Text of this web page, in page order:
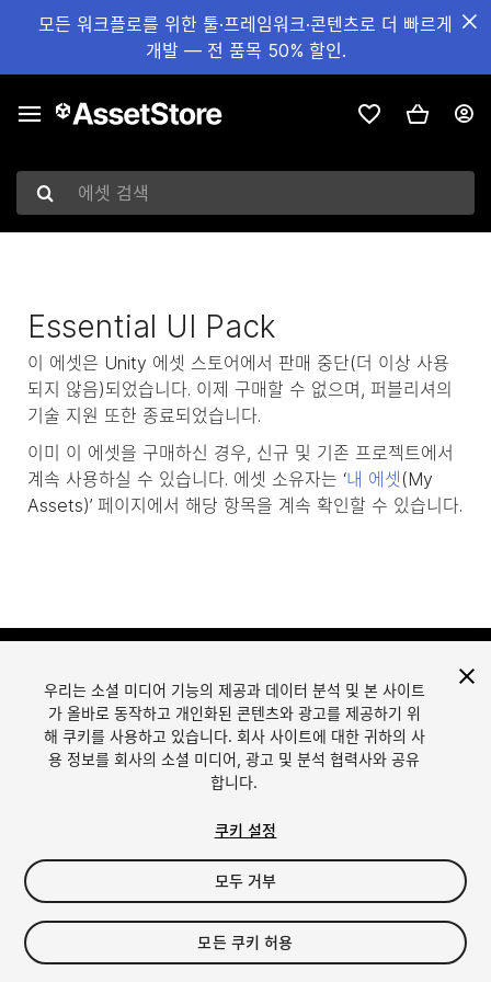
모든 워크플로를 위한 툴·프레임워크·콘텐츠로 더 빠르게
개발 — 전 품목 50% 할인.
에셋 검색
Essential UI Pack
이 에셋은 Unity 에셋 스토어에서 판매 중단(더 이상 사용
되지 않음)되었습니다. 이제 구매할 수 없으며, 퍼블리셔의
기술 지원 또한 종료되었습니다.
이미 이 에셋을 구매하신 경우, 신규 및 기존 프로젝트에서
계속 사용하실 수 있습니다. 에셋 소유자는 ‘내 에셋 (My
Assets)’ 페이지에서 해당 항목을 계속 확인할 수 있습니다.
한국어
日本語
Unity에서 에셋 판매
Sell Assets
에셋 스토어 툴
퍼블리셔 로그인
자주 묻는 질문
우리는 소셜 미디어 기능의 제공과 데이터 분석 및 본 사이트
가 올바로 동작하고 개인화된 콘텐츠와 광고를 제공하기 위
해 쿠키를 사용하고 있습니다. 회사 사이트에 대한 귀하의 사
용 정보를 회사의 소셜 미디어, 광고 및 분석 협력사와 공유
합니다.
쿠키 설정
모두 거부
모든 쿠키 허용